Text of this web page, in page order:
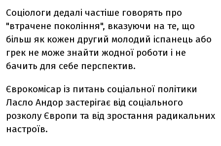
Соціологи дедалі частіше говорять про
"втрачене покоління", вказуючи на те, що
більш як кожен другий молодий іспанець або
грек не може знайти жодної роботи і не
бачить для себе перспектив.
Єврокомісар із питань соціальної політики
Ласло Андор застерігає від соціального
розколу Європи та від зростання радикальних
настроїв.